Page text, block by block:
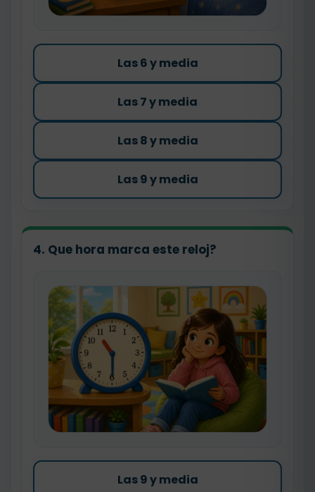
Las 6 y media
Las 7 y media
Las 8 y media
Las 9 y media
4. Que hora marca este reloj?
Las 9 y media